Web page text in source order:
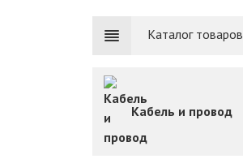
Каталог товаров
Кабель и провод